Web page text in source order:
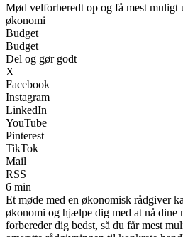
Mød velforberedt op og få mest muligt
økonomi
Budget
Budget
Del og gør godt
X
Facebook
Instagram
LinkedIn
YouTube
Pinterest
TikTok
Mail
RSS
6 min
Et møde med en økonomisk rådgiver
økonomi og hjælpe dig med at nå dine
forbereder dig bedst, så du får mest